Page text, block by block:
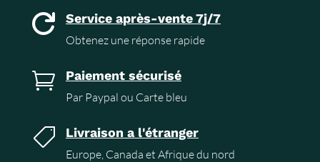
 Service après-vente 7j/7
Obtenez une réponse rapide
 Paiement sécurisé
Par Paypal ou Carte bleu
 Livraison a l'étranger
Europe, Canada et Afrique du nord